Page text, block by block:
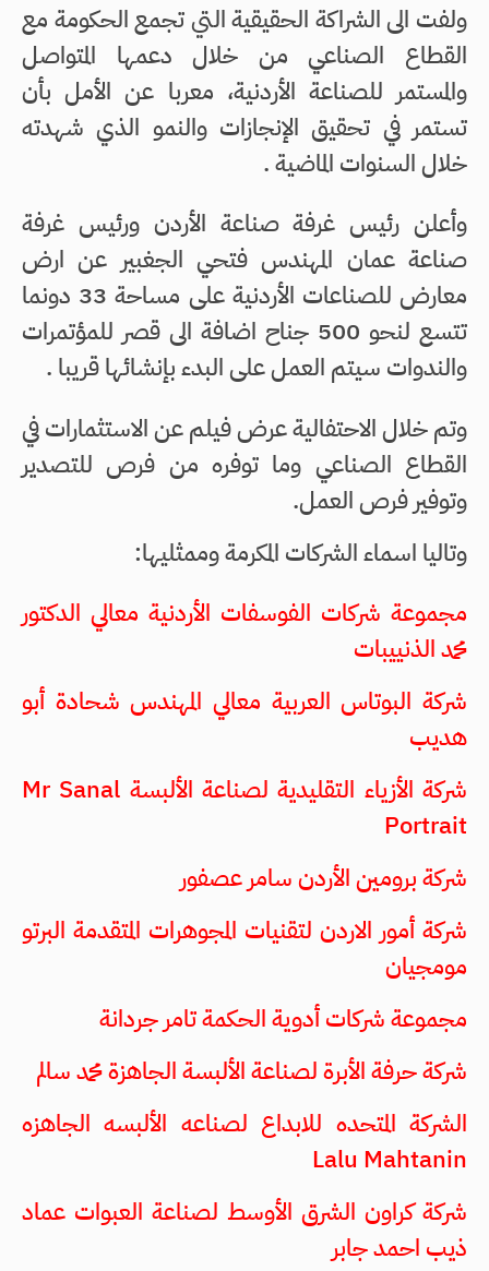
ولفت الى الشراكة الحقيقية التي تجمع الحكومة مع
القطاع الصناعي من خلال دعمها المتواصل
والمستمر للصناعة الأردنية، معربا عن الأمل بأن
تستمر في تحقيق الإنجازات والنمو الذي شهدته
خلال السنوات الماضية .
وأعلن رئيس غرفة صناعة الأردن ورئيس غرفة
صناعة عمان المهندس فتحي الجغبير عن ارض
معارض للصناعات الأردنية على مساحة 33 دونما
تتسع لنحو 500 جناح اضافة الى قصر للمؤتمرات
والندوات سيتم العمل على البدء بإنشائها قريبا .
وتم خلال الاحتفالية عرض فيلم عن الاستثمارات في
القطاع الصناعي وما توفره من فرص للتصدير
وتوفير فرص العمل.
وتاليا اسماء الشركات المكرمة وممثليها:
مجموعة شركات الفوسفات الأردنية معالي الدكتور
محمد الذنييبات
شركة البوتاس العربية معالي المهندس شحادة أبو
هديب
شركة الأزياء التقليدية لصناعة الألبسة Mr Sanal
Portrait
شركة برومين الأردن سامر عصفور
شركة أمور الاردن لتقنيات المجوهرات المتقدمة البرتو
مومجيان
مجموعة شركات أدوية الحكمة تامر جردانة
شركة حرفة الأبرة لصناعة الألبسة الجاهزة محمد سالم
الشركة المتحده للابداع لصناعه الألبسه الجاهزه
Lalu Mahtanin
شركة كراون الشرق الأوسط لصناعة العبوات عماد
ذيب احمد جابر